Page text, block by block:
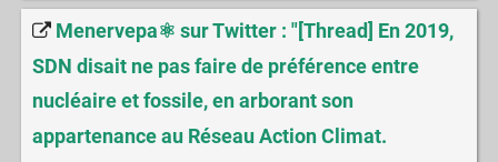
Menervepa⚛️ sur Twitter : "[Thread] En 2019,
SDN disait ne pas faire de préférence entre
nucléaire et fossile, en arborant son
appartenance au Réseau Action Climat.